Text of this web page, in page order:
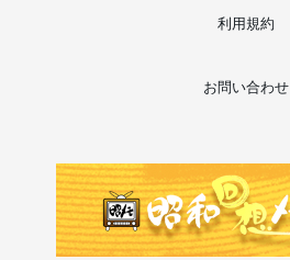
利用規約
お問い合わせ